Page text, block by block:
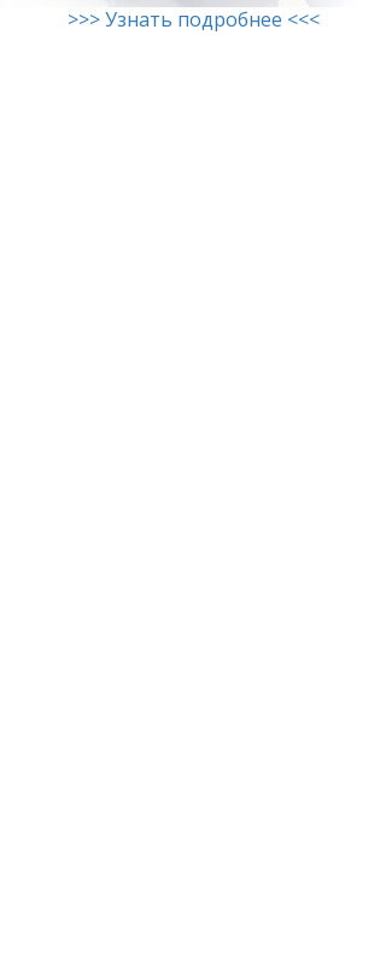
>>> Узнать подробнее <<<